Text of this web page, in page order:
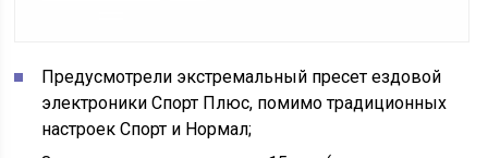
Предусмотрели экстремальный пресет ездовой
электроники Спорт Плюс, помимо традиционных
настроек Спорт и Нормал;